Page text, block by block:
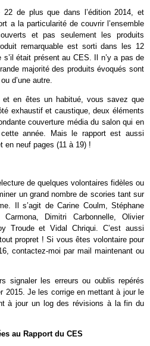
de plus que dans l’édition 2014, et
a la particularité de couvrir l’ensemble
et pas seulement les produits
remarquable est sorti dans les 12
était présent au CES. Il n’y a pas de
majorité des produits évoqués sont
d’une autre.
en êtes un habitué, vous savez que
exhaustif et caustique, deux éléments
couverture média du salon qui en
année. Mais le rapport est aussi
en neuf pages (11 à 19) !
de quelques volontaires fidèles ou
un grand nombre de scories tant sur
Il s’agit de Carine Coulm, Stéphane
Dimitri Carbonnelle, Olivier
Troude et Vidal Chriqui. C’est aussi
propret ! Si vous êtes volontaire pour
contactez-moi par mail maintenant ou
signaler les erreurs ou oublis repérés
2015. Je les corrige en mettant à jour le
à jour un log des révisions à la fin du
au Rapport du CES